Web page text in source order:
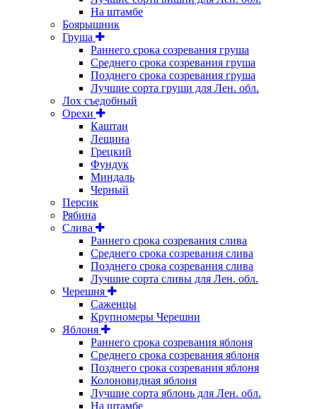
На штамбе
Боярышник
Груша
Раннего срока созревания груша
Среднего срока созревания груша
Позднего срока созревания груша
Лучшие сорта груши для Лен. обл.
Лох съедобный
Орехи
Каштан
Лещина
Грецкий
Фундук
Миндаль
Черный
Персик
Рябина
Слива
Раннего срока созревания слива
Среднего срока созревания слива
Позднего срока созревания слива
Лучшие сорта сливы для Лен. обл.
Черешня
Саженцы
Крупномеры Черешни
Яблоня
Раннего срока созревания яблоня
Среднего срока созревания яблоня
Позднего срока созревания яблоня
Колоновидная яблоня
Лучшие сорта яблонь для Лен. обл.
На штамбе